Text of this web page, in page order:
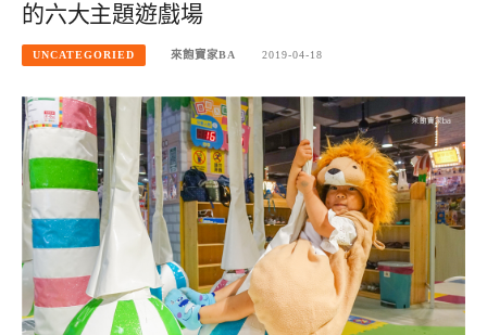
的六大主題遊戲場
UNCATEGORIED 來飽寶家BA 2019-04-18